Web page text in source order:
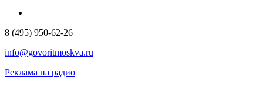
8 (495) 950-62-26
info@govoritmoskva.ru
Реклама на радио